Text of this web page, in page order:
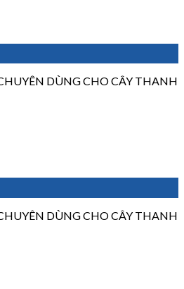
DÙNG CHO CÂY THANH
DÙNG CHO CÂY THANH